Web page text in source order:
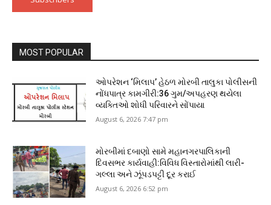
MOST POPULAR
ઓપરેશન ‘મિલાપ’ હેઠળ મોરબી તાલુકા પોલીસની
નોંધપાત્ર કામગીરી:36 ગુમ/અપહરણ થયેલા
વ્યક્તિઓ શોધી પરિવારને સોંપાયા
August 6, 2026 7:47 pm
મોરબીમાં દબાણો સામે મહાનગરપાલિકાની
દિવસભર કાર્યવાહી:વિવિધ વિસ્તારોમાંથી લારી-
ગલ્લા અને ઝૂંપડપટ્ટી દૂર કરાઈ
August 6, 2026 6:52 pm